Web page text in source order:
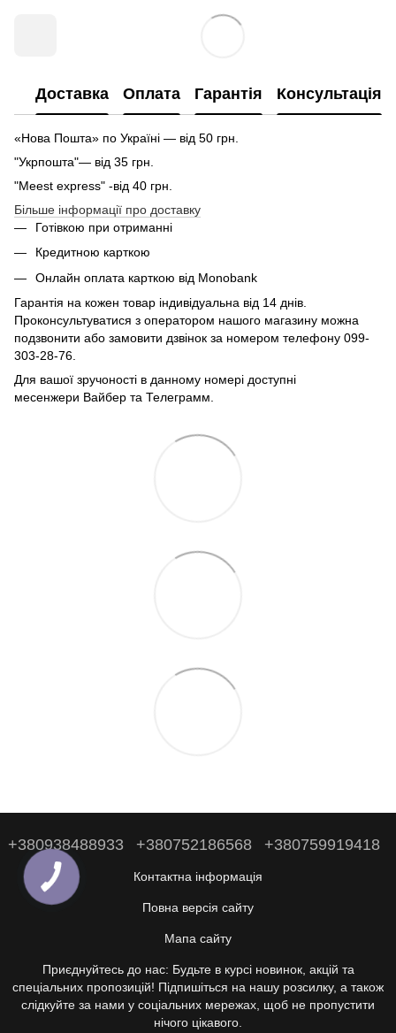
Доставка Оплата Гарантія Консультація
«Нова Пошта» по Україні — від 50 грн.
"Укрпошта"— від 35 грн.
"Meest express" -від 40 грн.
Більше інформації про доставку
Готівкою при отриманні
Кредитною карткою
Онлайн оплата карткою від Monobank
Гарантія на кожен товар індивідуальна від 14 днів.
Проконсультуватися з оператором нашого магазину можна
подзвонити або замовити дзвінок за номером телефону 099-
303-28-76.
Для вашої зручоності в данному номері доступні
месенжери Вайбер та Телеграмм.
+380938488933 +380752186568 +380759919418
Контактна інформація
Повна версія сайту
Мапа сайту
Приєднуйтесь до нас: Будьте в курсі новинок, акцій та
спеціальних пропозицій! Підпишіться на нашу розсилку, а також
слідкуйте за нами у соціальних мережах, щоб не пропустити
нічого цікавого.